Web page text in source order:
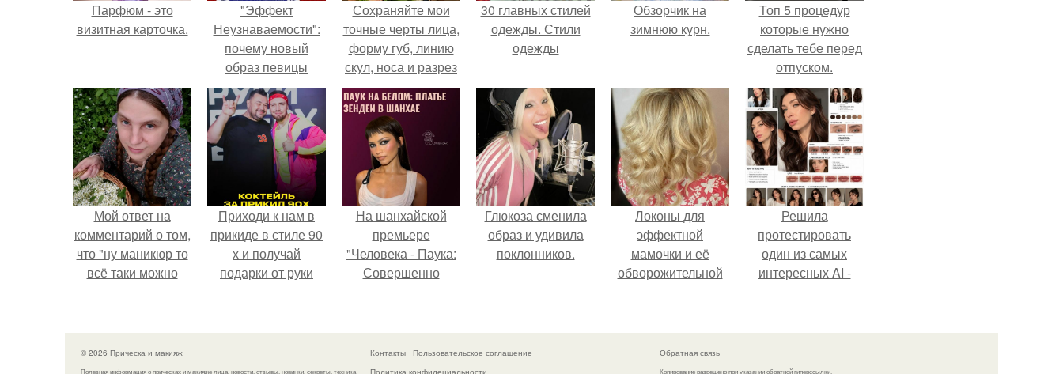
Парфюм - это
визитная карточка.
"Эффект
Неузнаваемости":
почему новый
образ певицы
вызвал споры о
гранях
возможного?
Сохраняйте мои
точные черты лица,
форму губ, линию
скул, носа и разрез
глаз.
30 главных стилей
одежды. Стили
одежды
Обзорчик на
зимнюю курн.
Топ 5 процедур
которые нужно
сделать тебе перед
отпуском.
Мой ответ на
комментарий о том,
что "ну маникюр то
всё таки можно
Приходи к нам в
прикиде в стиле 90
х и получай
подарки от руки
На шанхайской
премьере
"Человека - Паука:
Совершенно
просто очередной
наряд, а настоящий
артефакт высокой
Глюкоза сменила
образ и удивила
поклонников.
Локоны для
эффектной
мамочки и её
обворожительной
Решила
протестировать
один из самых
интересных AI -
© 2026 Прическа и макияж
Полезная информация о прическах и макияже лица, новости, отзывы, новинки, секреты, техника
Контакты
Пользовательское соглашение
Политика конфидециальности
Обратная связь
Копирование разрешено при указании обратной гиперссылки.